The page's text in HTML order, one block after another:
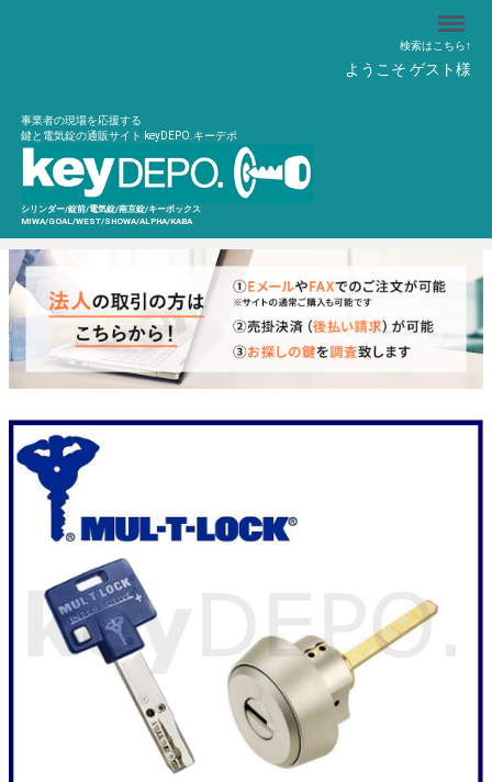
検索はこちら↑
ようこそ ゲスト様
事業者の現場を応援する
鍵と電気錠の通販サイト keyDEPO.キーデポ
シリンダー/錠前/電気錠/南京錠/キーボックス
MIWA/GOAL/WEST/SHOWA/ALPHA/KABA
Menu